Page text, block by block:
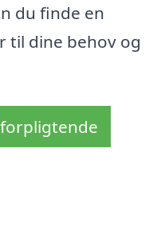
du finde en
til dine behov og